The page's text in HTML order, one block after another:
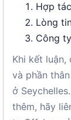
Hợp
Lòng
Công
Khi kết
và phần
ở
thêm, hãy